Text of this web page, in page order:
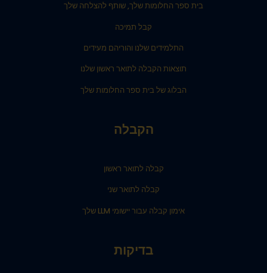
בית ספר החלומות שלך, שותף להצלחה שלך
קבל תמיכה
התלמידים שלנו והוריהם מעידים
תוצאות הקבלה לתואר ראשון שלנו
הבלוג של בית ספר החלומות שלך
הקבלה
קבלה לתואר ראשון
קבלה לתואר שני
אימון קבלה עבור יישומי LLM שלך
בדיקות